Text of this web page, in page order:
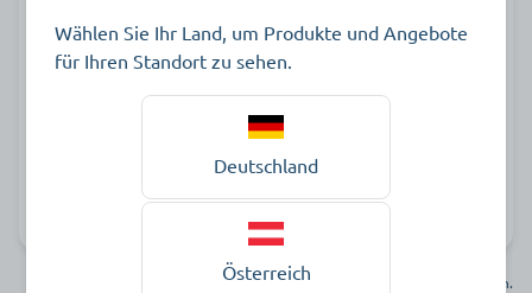
4,55 €
Packung à 15 Stück zzgl. MwSt.
Auf Lager
58,39 €
Karton à 24 Stück zzgl. MwSt.
Art.-Nr.
Verkauf nur an gewerbliche Kunden. Kein Verkauf an Privatkunden.
Wählen Sie Ihr Land, um Produkte und Angebote
für Ihren Standort zu sehen.
Deutschland
Österreich